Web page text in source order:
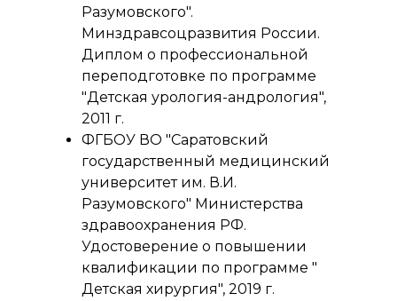
Разумовского".
Минздравсоцразвития России.
Диплом о профессиональной
переподготовке по программе
"Детская урология-андрология",
2011 г.
ФГБОУ ВО "Саратовский
государственный медицинский
университет им. В.И.
Разумовского" Министерства
здравоохранения РФ.
Удостоверение о повышении
квалификации по программе "
Детская хирургия", 2019 г.